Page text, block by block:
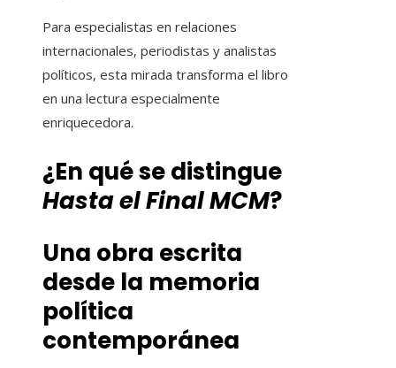
Para especialistas en relaciones
internacionales, periodistas y analistas
políticos, esta mirada transforma el libro
en una lectura especialmente
enriquecedora.
¿En qué se distingue
Hasta el Final MCM?
Una obra escrita
desde la memoria
política
contemporánea